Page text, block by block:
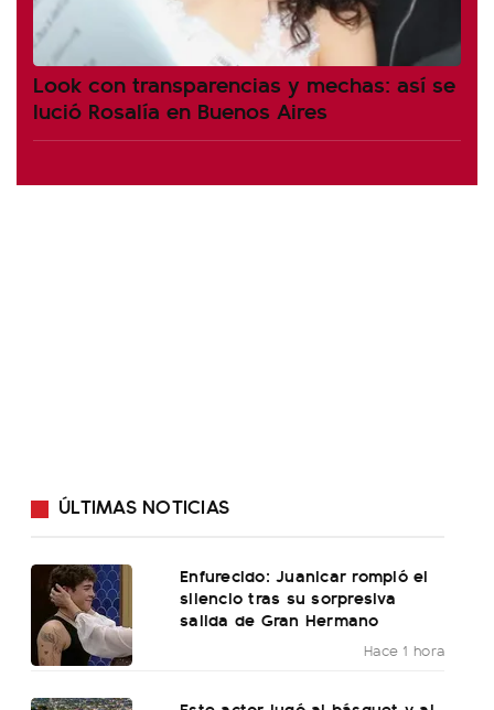
Look con transparencias y mechas: así se
lució Rosalía en Buenos Aires
ÚLTIMAS NOTICIAS
Enfurecido: Juanicar rompió el
silencio tras su sorpresiva
salida de Gran Hermano
Hace 1 hora